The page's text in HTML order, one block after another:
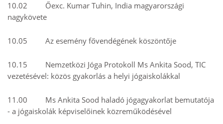
10.02 Őexc. Kumar Tuhin, India magyarországi
nagykövete
10.05 Az esemény fővendégének köszöntője
10.15 Nemzetközi Jóga Protokoll Ms Ankita Sood, TIC
vezetésével: közös gyakorlás a helyi jógaiskolákkal
11.00 Ms Ankita Sood haladó jógagyakorlat bemutatója
- a jógaiskolák képviselőinek közreműködésével